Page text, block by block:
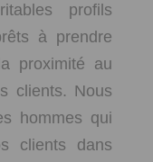
profils
à prendre
proximité au
clients. Nous
hommes qui
clients dans